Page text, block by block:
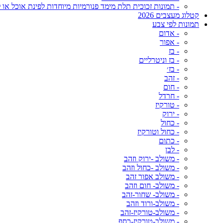
- תמונות זכוכית תלת מימד פנורמיות מיוחדות לפינת אוכל או
קטלוג מעצבים 2026
תמונות לפי צבע
- אדום
- אפור
- בז
- בז וניטרליים
- בז׳
- זהב
- חום
- חרדל
- טורקיז
- ירוק
- כחול
- כחול וטורקיז
- כתום
- לבן
- משולב -ירוק וזהב
- משולב -כחול וזהב
- משולב אפור זהב
- משולב- חום וזהב
- משולב- שחור-זהב
- משולב-ורוד וזהב
- משולב-טורקיז-זהב
- משולב-טורקיז-כסף